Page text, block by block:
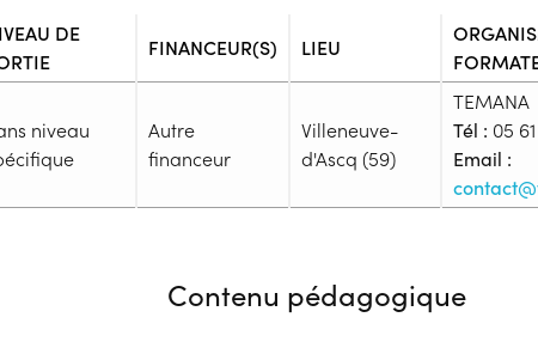
DE
FINANCEUR(S) LIEU
niveau
Autre
financeur
Villeneuve-
d'Ascq (59)
TEMANA
Tél : 05
Email :
Prérequis :
Contenu pédagogique